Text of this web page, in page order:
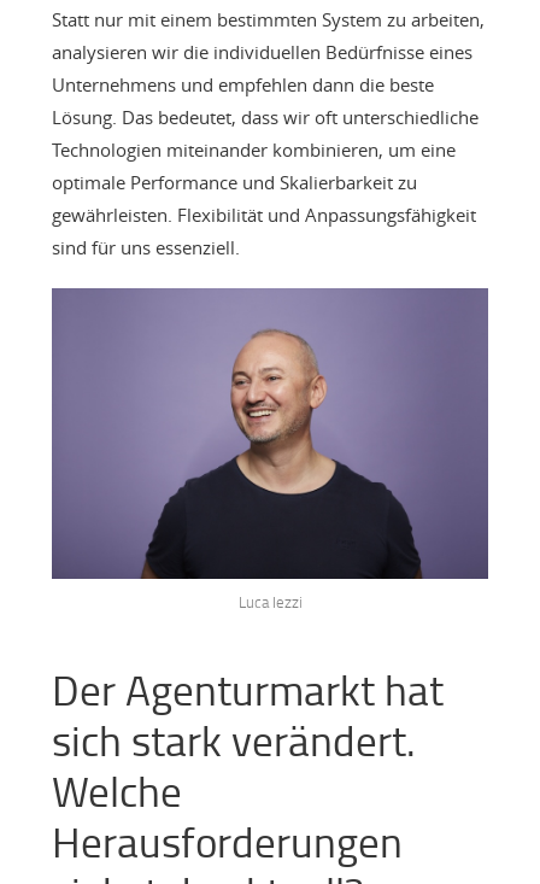
Statt nur mit einem bestimmten System zu arbeiten,
analysieren wir die individuellen Bedürfnisse eines
Unternehmens und empfehlen dann die beste
Lösung. Das bedeutet, dass wir oft unterschiedliche
Technologien miteinander kombinieren, um eine
optimale Performance und Skalierbarkeit zu
gewährleisten. Flexibilität und Anpassungsfähigkeit
sind für uns essenziell.
Luca Iezzi
Der Agenturmarkt hat
sich stark verändert.
Welche
Herausforderungen